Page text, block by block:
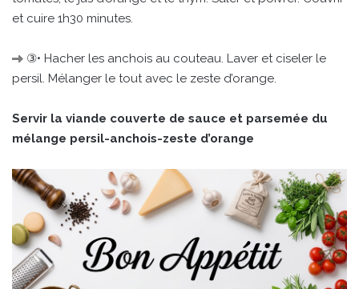
et cuire 1h30 minutes.
③• Hacher les anchois au couteau. Laver et ciseler le
persil. Mélanger le tout avec le zeste d’orange.
Servir la viande couverte de sauce et parsemée du
mélange persil-anchois-zeste d’orange